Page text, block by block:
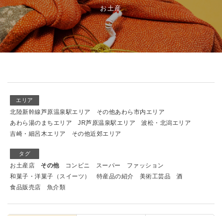
お土産
エリア
北陸新幹線芦原温泉駅エリア
その他あわら市内エリア
あわら湯のまちエリア
JR芦原温泉駅エリア
波松・北潟エリア
吉崎・細呂木エリア
その他近郊エリア
タグ
お土産店 その他 コンビニ スーパー
ファッション
和菓子・洋菓子（スイーツ）
特産品の紹介 美術工芸品
酒
食品販売店
魚介類